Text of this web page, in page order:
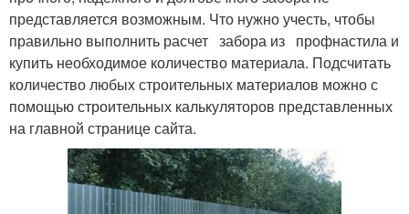
представляется возможным. Что нужно учесть, чтобы
правильно выполнить расчет забора из профнастила и
купить необходимое количество материала. Подсчитать
количество любых строительных материалов можно с
помощью строительных калькуляторов представленных
на главной странице сайта.